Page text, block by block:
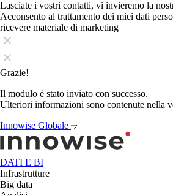
Lasciate i vostri contatti, vi invieremo la
Acconsento al trattamento dei miei dati
ricevere materiale di marketing
Grazie!
Il modulo è stato inviato con successo.
Ulteriori informazioni sono contenute nella
Innowise Globale
DATI E BI
Infrastrutture
Big data